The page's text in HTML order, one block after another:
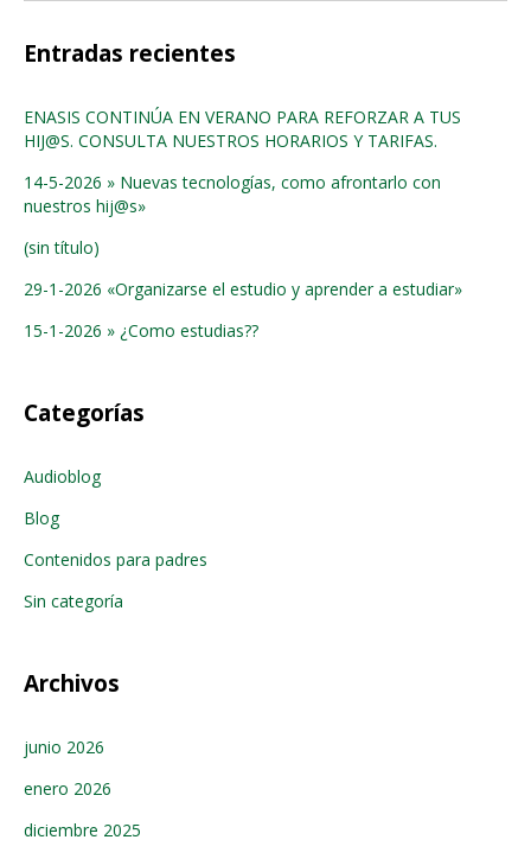
Entradas recientes
ENASIS CONTINÚA EN VERANO PARA REFORZAR A TUS
HIJ@S. CONSULTA NUESTROS HORARIOS Y TARIFAS.
14-5-2026 » Nuevas tecnologías, como afrontarlo con
nuestros hij@s»
(sin título)
29-1-2026 «Organizarse el estudio y aprender a estudiar»
15-1-2026 » ¿Como estudias??
Categorías
Audioblog
Blog
Contenidos para padres
Sin categoría
Archivos
junio 2026
enero 2026
diciembre 2025